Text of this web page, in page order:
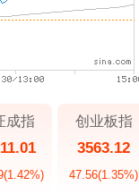
成指
(1.42%)
创业板指
3563.12
47.56(1.35%)